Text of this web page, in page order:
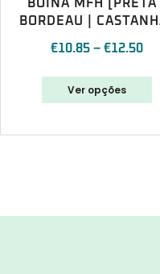
BOINA MFH [PRETA |
BORDEAU |
€10.85 – €12.50
Ver opções